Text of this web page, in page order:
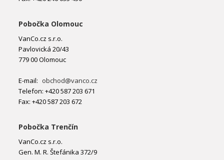
Pobočka Olomouc
VanCo.cz s.r.o.
Pavlovická 20/43
779 00 Olomouc
E-mail: obchod@vanco.cz
Telefon: +420 587 203 671
Fax: +420 587 203 672
Pobočka Trenčín
VanCo.cz s.r.o.
Gen. M. R. Štefánika 372/9